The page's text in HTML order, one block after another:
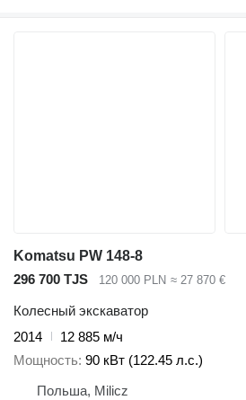
Komatsu PW 148-8
296 700 TJS
120 000 PLN ≈ 27 870 €
Колесный экскаватор
2014
12 885 м/ч
Мощность 90 кВт (122.45 л.с.)
Польша, Milicz